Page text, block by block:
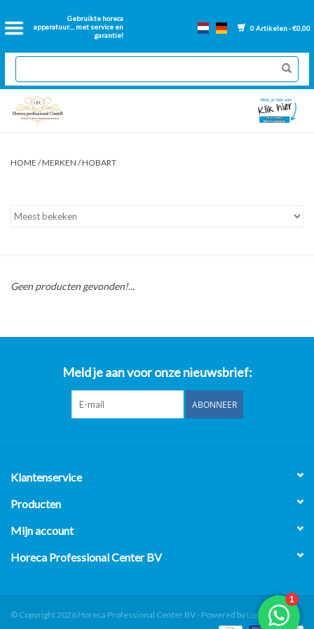
Gebruikte horeca
apparatuur.... met service en
garantie!
0 Artikelen - €0,00
Home
2dehands Horeca
Nieuwe apparatuur
Onderdelen bakwanden
Over ons
HOME /MERKEN /HOBART
Geen producten gevonden!...
Meld je aan voor onze nieuwsbrief:
ABONNEER
Klantenservice
Producten
Mijn account
Horeca Professional Center BV
© Copyright 2026 Horeca Professional Center BV - Powered by Lightspeed